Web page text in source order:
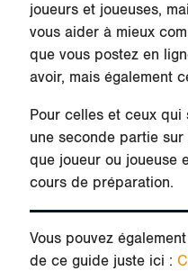
joueurs et joueuses,
vous aider à mieux
que vous postez en
avoir, mais également
Pour celles et ceux qui
une seconde partie sur
que joueur ou joueuse
cours de préparation.
Vous pouvez
de ce guide juste ici :